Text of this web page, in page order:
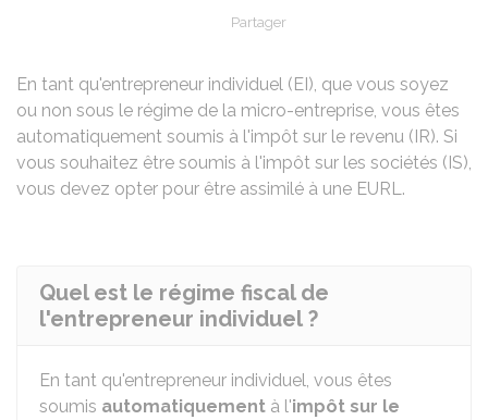
Partager
En tant qu'entrepreneur individuel (EI), que vous soyez
ou non sous le régime de la micro-entreprise, vous êtes
automatiquement soumis à l'impôt sur le revenu (IR). Si
vous souhaitez être soumis à l'impôt sur les sociétés (IS),
vous devez opter pour être assimilé à une EURL.
Quel est le régime fiscal de
l'entrepreneur individuel ?
En tant qu'entrepreneur individuel, vous êtes
soumis automatiquement à l'impôt sur le